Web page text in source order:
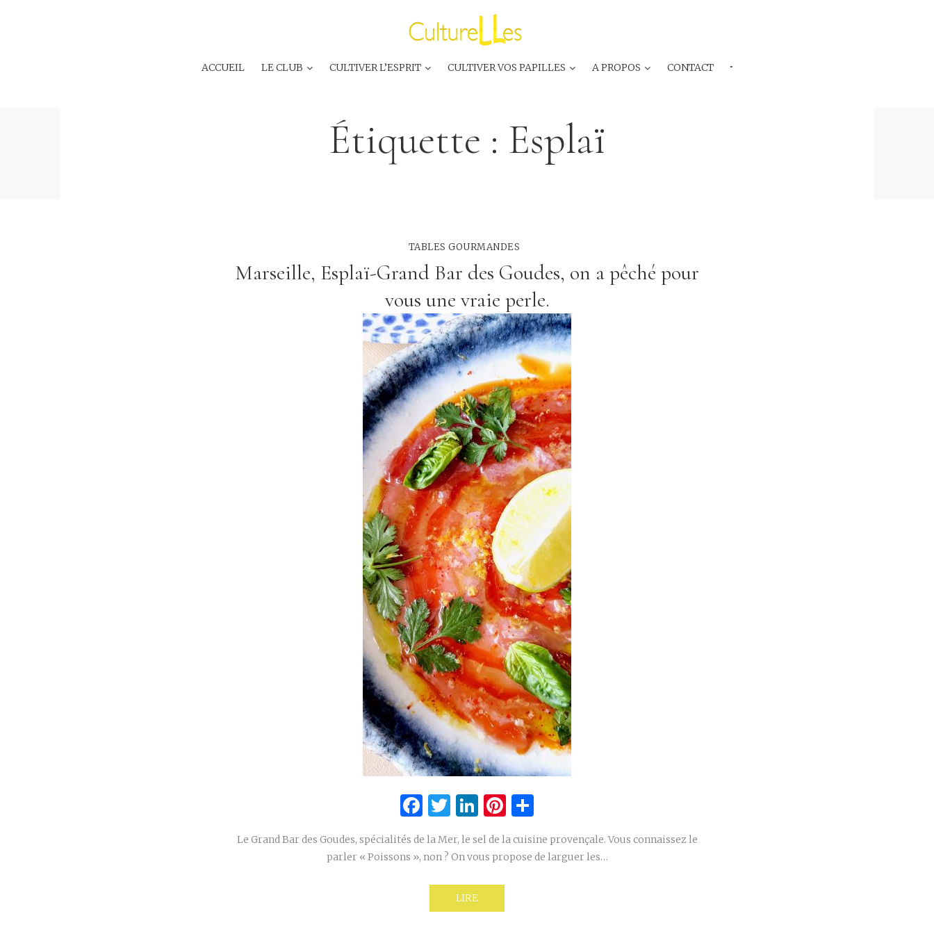
ACCUEIL LE CLUB CULTIVER L’ESPRIT CULTIVER VOS PAPILLES A PROPOS CONTACT ···
Étiquette : Esplaï
TABLES GOURMANDES
Marseille, Esplaï-Grand Bar des Goudes, on a pêché pour
vous une vraie perle.
Facebook
Twitter
LinkedIn
Pinterest
Le Grand Bar des Goudes, spécialités de la Mer, le sel de la cuisine provençale. Vous connaissez le
parler « Poissons », non ? On vous propose de larguer les…
LIRE